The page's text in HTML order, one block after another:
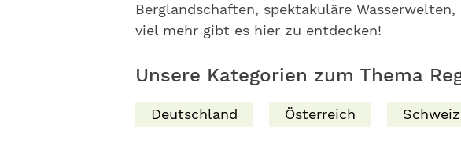
Berglandschaften, spektakuläre
viel mehr gibt es hier zu entdecken!
Unsere Kategorien zum Thema
Deutschland Österreich Schweiz